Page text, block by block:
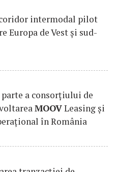
intermodal pilot
Europa de Vest și sud-
parte a consorțiului de
MOOVLeasing și
în România